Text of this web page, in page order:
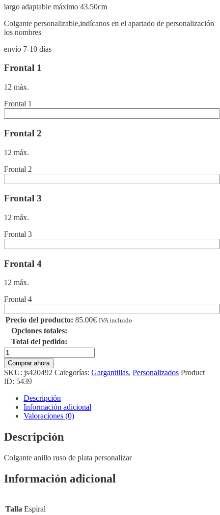
largo adaptable máximo 43.50cm
Colgante personalizable,indícanos en el apartado de personalización
los nombres
envío 7-10 días
Frontal 1
12 máx.
Frontal 1
Frontal 2
12 máx.
Frontal 2
Frontal 3
12 máx.
Frontal 3
Frontal 4
12 máx.
Frontal 4
Precio del producto: 85.00€ IVA incluido
Opciones totales:
Total del pedido:
Colgante
Anillo
Ruso
Plata
Dorado
Cuádruple
cantidad
Comprar ahora
SKU: js420492 Categorías: Gargantillas, Personalizados Product
ID: 5439
Descripción
Información adicional
Valoraciones (0)
Descripción
Colgante anillo ruso de plata personalizar
Información adicional
Talla Espiral